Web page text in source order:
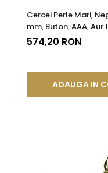
Cercei Perle Mari,
mm, Buton, AAA, Aur
585), Tip Șurub |
574,20 RON
ADAUGA IN